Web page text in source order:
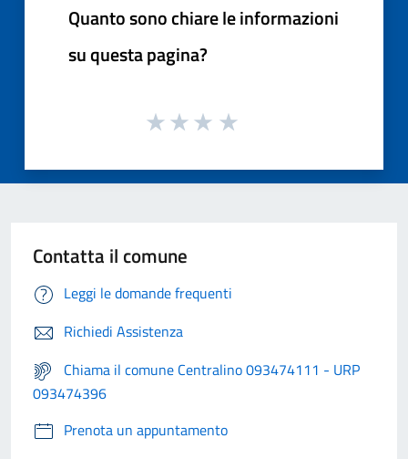
Quanto sono chiare le informazioni
su questa pagina?
Contatta il comune
Leggi le domande frequenti
Richiedi Assistenza
Chiama il comune Centralino 093474111 - URP
093474396
Prenota un appuntamento